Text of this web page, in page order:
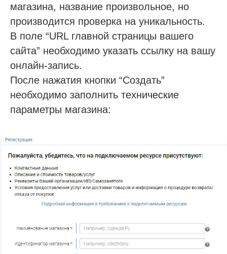
магазина, название произвольное, но
производится проверка на уникальность.
В поле “URL главной страницы вашего
сайта” необходимо указать ссылку на вашу
онлайн-запись.
После нажатия кнопки “Создать”
необходимо заполнить технические
параметры магазина: